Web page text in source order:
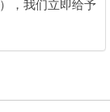
，我们立即给予